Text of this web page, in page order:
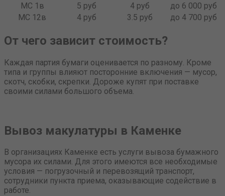
МС 1в
5 руб 4 руб
до 6 000 руб
МС 12в
4 руб 3.5 руб до 4 700 руб
От чего зависит стоимость?
Каждая партия бумаги оценивается по разному. Кроме
типа и группы влияют посторонние включения — мусор,
скотч, скобки, скрепки. Дороже купят при поставке
своими силами большого объема.
Вывоз макулатуры в Каменке
В организациях Каменке есть услуги вывоза бумажного
мусора их силами. Для этого имеются все необходимые
условия — погрузочный и перевозящий транспорт,
сотрудники пункта приема, оказывающие содействие в
работе.